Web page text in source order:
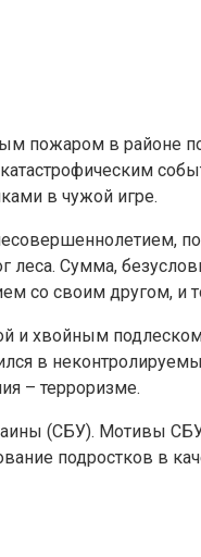
пожаром в районе
в чужой игре.
Сумма,
со своим другом, и
и хвойным
в
– терроризме.
(СБУ). Мотивы
подростков в